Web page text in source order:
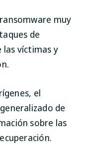
muy
de
las víctimas y
el
de
sobre las